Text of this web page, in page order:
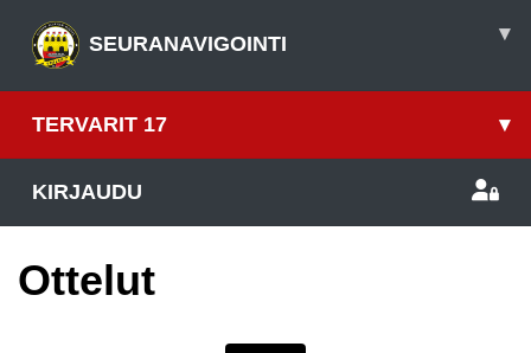
SEURANAVIGOINTI ▾
TERVARIT 17 ▾
KIRJAUDU
Ottelut